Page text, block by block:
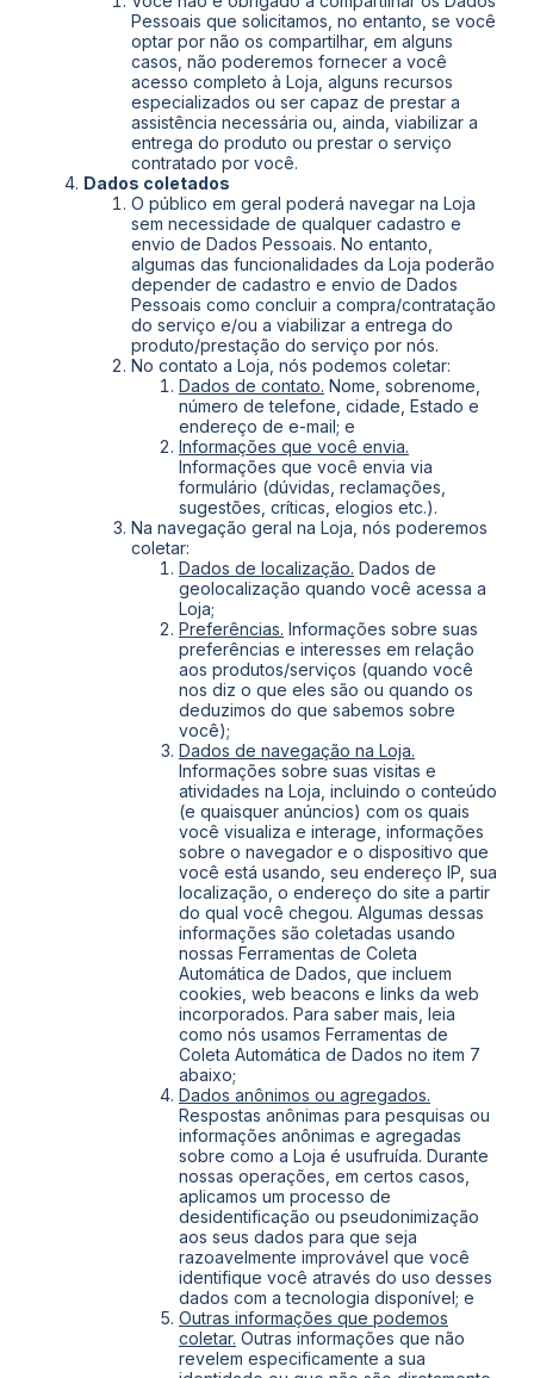
Pessoais que solicitamos, no entanto, se você
optar por não os compartilhar, em alguns
casos, não poderemos fornecer a você
acesso completo à Loja, alguns recursos
especializados ou ser capaz de prestar a
assistência necessária ou, ainda, viabilizar a
entrega do produto ou prestar o serviço
contratado por você.
Dados coletados
O público em geral poderá navegar na Loja
sem necessidade de qualquer cadastro e
envio de Dados Pessoais. No entanto,
algumas das funcionalidades da Loja poderão
depender de cadastro e envio de Dados
Pessoais como concluir a compra/contratação
do serviço e/ou a viabilizar a entrega do
produto/prestação do serviço por nós.
No contato a Loja, nós podemos coletar:
Dados de contato. Nome, sobrenome,
número de telefone, cidade, Estado e
endereço de e-mail; e
Informações que você envia.
Informações que você envia via
formulário (dúvidas, reclamações,
sugestões, críticas, elogios etc.).
Na navegação geral na Loja, nós poderemos
coletar:
Dados de localização. Dados de
geolocalização quando você acessa a
Loja;
Preferências. Informações sobre suas
preferências e interesses em relação
aos produtos/serviços (quando você
nos diz o que eles são ou quando os
deduzimos do que sabemos sobre
você);
Dados de navegação na Loja.
Informações sobre suas visitas e
atividades na Loja, incluindo o conteúdo
(e quaisquer anúncios) com os quais
você visualiza e interage, informações
sobre o navegador e o dispositivo que
você está usando, seu endereço IP, sua
localização, o endereço do site a partir
do qual você chegou. Algumas dessas
informações são coletadas usando
nossas Ferramentas de Coleta
Automática de Dados, que incluem
cookies, web beacons e links da web
incorporados. Para saber mais, leia
como nós usamos Ferramentas de
Coleta Automática de Dados no item 7
abaixo;
Dados anônimos ou agregados.
Respostas anônimas para pesquisas ou
informações anônimas e agregadas
sobre como a Loja é usufruída. Durante
nossas operações, em certos casos,
aplicamos um processo de
desidentificação ou pseudonimização
aos seus dados para que seja
razoavelmente improvável que você
identifique você através do uso desses
dados com a tecnologia disponível; e
Outras informações que podemos
coletar. Outras informações que não
revelem especificamente a sua